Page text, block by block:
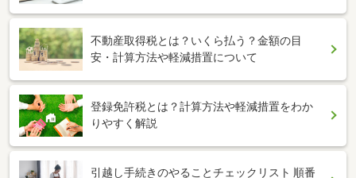
不動産取得税とは？いくら払う？金額の目
安・計算方法や軽減措置について
登録免許税とは？計算方法や軽減措置をわか
りやすく解説
引越し手続きのやることチェックリスト 順番